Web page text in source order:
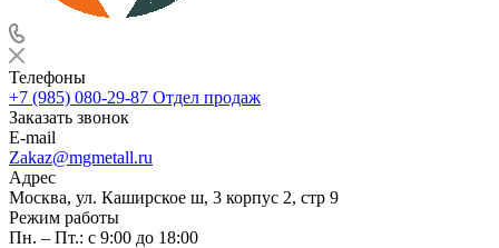
Телефоны
+7 (985) 080-29-87 Отдел продаж
Заказать звонок
E-mail
Zakaz@mgmetall.ru
Адрес
Москва, ул. Каширское ш, 3 корпус 2, стр 9
Режим работы
Пн. – Пт.: с 9:00 до 18:00